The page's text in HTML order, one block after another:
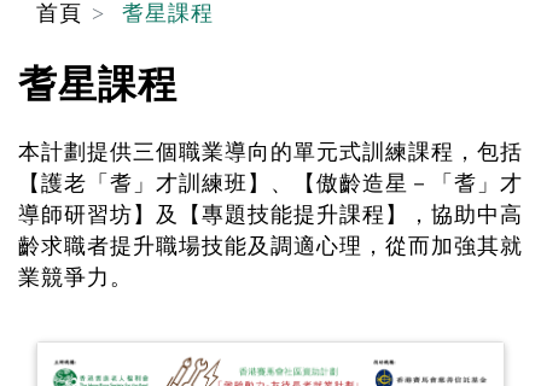
首頁 耆星課程
耆星課程
本計劃提供三個職業導向的單元式訓練課程，包括
【護老「耆」才訓練班】、【傲齡造星－「耆」才
導師研習坊】及【專題技能提升課程】，協助中高
齡求職者提升職場技能及調適心理，從而加強其就
業競爭力。